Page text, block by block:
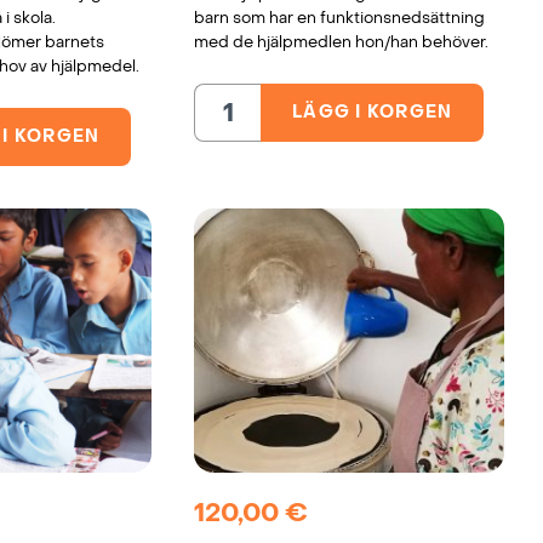
skola.
barnets
av hjälpmedel.
KORGEN
barn som har en funktionsnedsättning
med de hjälpmedlen hon/han behöver.
Hjälpmedel
mängd
LÄGG I KORGEN
120,00€